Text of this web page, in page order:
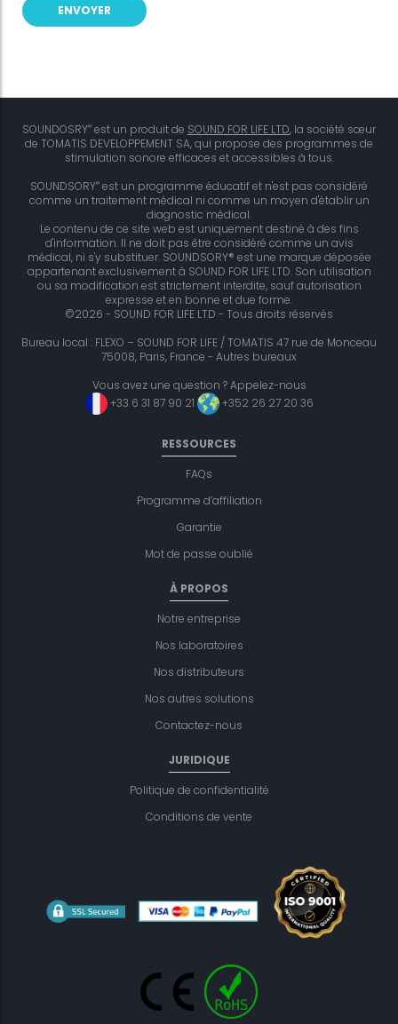
SOUNDOSRY® est un produit de SOUND FOR LIFE LTD, la société sœur
de TOMATIS DEVELOPPEMENT SA, qui propose des programmes de
stimulation sonore efficaces et accessibles à tous.
SOUNDSORY® est un programme éducatif et n'est pas considéré
comme un traitement médical ni comme un moyen d'établir un
diagnostic médical.
Le contenu de ce site web est uniquement destiné à des fins
d'information. Il ne doit pas être considéré comme un avis
médical, ni s'y substituer. SOUNDSORY® est une marque déposée
appartenant exclusivement à SOUND FOR LIFE LTD. Son utilisation
ou sa modification est strictement interdite, sauf autorisation
expresse et en bonne et due forme.
©2026 - SOUND FOR LIFE LTD - Tous droits réservés
Bureau local : FLEXO – SOUND FOR LIFE / TOMATIS 47 rue de Monceau
75008, Paris, France - Autres bureaux
Vous avez une question ? Appelez-nous
+33 6 31 87 90 21
+352 26 27 20 36
RESSOURCES
FAQs
Programme d’affiliation
Garantie
Mot de passe oublié
À PROPOS
Notre entreprise
Nos laboratoires
Nos distributeurs
Nos autres solutions
Contactez-nous
JURIDIQUE
Politique de confidentialité
Conditions de vente